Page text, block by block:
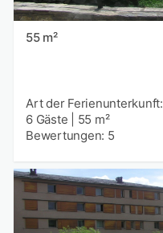
55 m²
Art der
6 Gäste
55 m²
Bewertungen: 5